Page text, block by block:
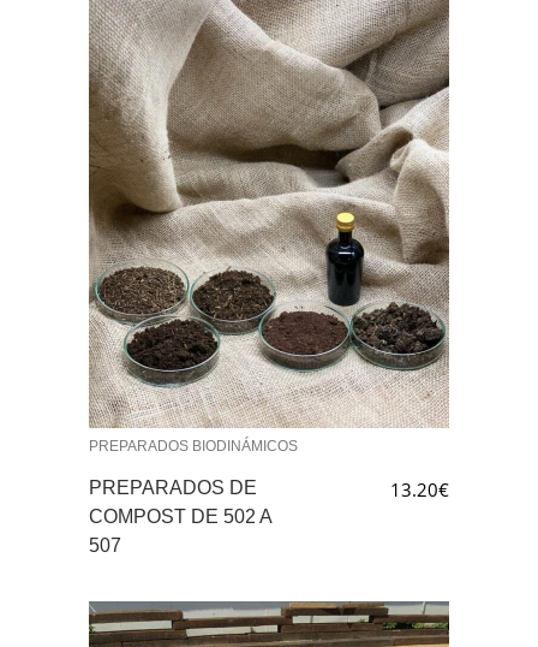
PREPARADOS BIODINÁMICOS
PREPARADOS DE
COMPOST DE 502 A
507
13.20€